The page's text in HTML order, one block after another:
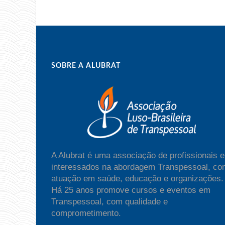
SOBRE A ALUBRAT
A Alubrat é uma associação de profissionais e
interessados na abordagem Transpessoal,
atuação em saúde, educação e organizações.
Há 25 anos promove cursos e eventos em
Transpessoal, com qualidade e
comprometimento.